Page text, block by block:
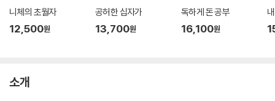
니체의 초월자
12,500원
공허한 십자가
13,700원
독하게 돈 공부
16,100원
소개